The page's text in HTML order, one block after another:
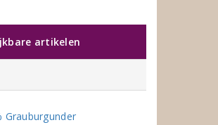
artikelen
Grauburgunder